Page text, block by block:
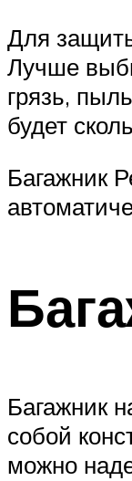
Для
Лучше
грязь,
будет
Багажник
Багажник
собой
можно